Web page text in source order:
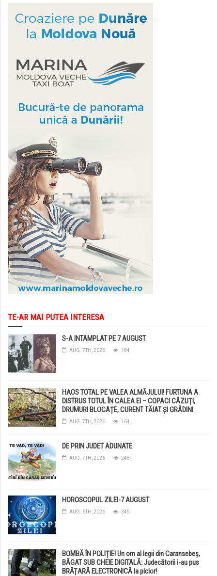
TE-AR MAI PUTEA INTERESA
S-A INTAMPLAT PE 7 AUGUST
AUG. 7TH, 2026 184
HAOS TOTAL PE VALEA ALMĂJULUI! FURTUNA A
DISTRUS TOTUL ÎN CALEA EI – COPACI CĂZUȚI,
DRUMURI BLOCAȚE, CURENT TĂIAT ȘI GRĂDINI
DISTRUSE DE GRINDINĂ!
AUG. 7TH, 2026 164
DE PRIN JUDET ADUNATE
AUG. 7TH, 2026 248
HOROSCOPUL ZILEI-7 AUGUST
AUG. 6TH, 2026 345
BOMBĂ ÎN POLIȚIE! Un om al legii din Caransebeș,
BĂGAT SUB CHEIE DIGITALĂ: Judecătorii i-au pus
BRĂȚARĂ ELECTRONICĂ la picior!